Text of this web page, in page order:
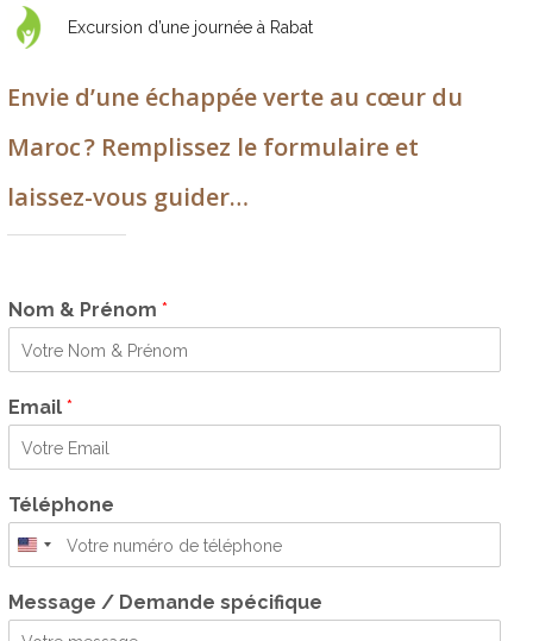
Excursion d’une journée à Rabat
Envie d’une échappée verte au cœur du
Maroc ? Remplissez le formulaire et
laissez-vous guider…
Nom & Prénom *
Email *
Téléphone
United
+1
Message / Demande spécifique